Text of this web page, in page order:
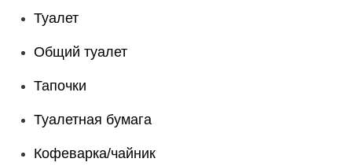
Туалет
Общий туалет
Тапочки
Туалетная бумага
Кофеварка/чайник